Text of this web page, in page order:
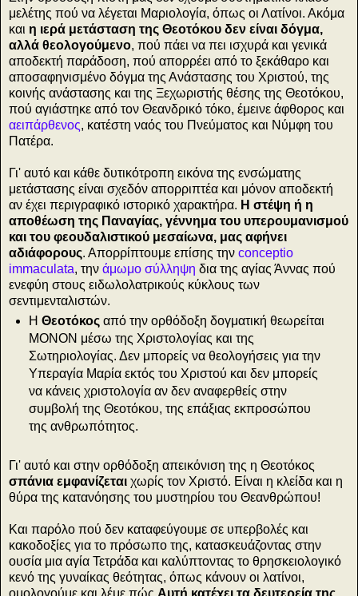
μελέτης πού να λέγεται Μαριολογία, όπως οι Λατίνοι. Ακόμα
και η ιερά μετάσταση της Θεοτόκου δεν είναι δόγμα,
αλλά θεολογούμενο, πού πάει να πει ισχυρά και γενικά
αποδεκτή παράδοση, πού απορρέει από το ξεκάθαρο και
αποσαφηνισμένο δόγμα της Ανάστασης του Χριστού, της
κοινής ανάστασης και της Ξεχωριστής θέσης της Θεοτόκου,
πού αγιάστηκε από τον Θεανδρικό τόκο, έμεινε άφθορος και
αειπάρθενος, κατέστη ναός του Πνεύματος και Νύμφη του
Πατέρα.
Γι' αυτό και κάθε δυτικότροπη εικόνα της ενσώματης
μετάστασης είναι σχεδόν απορριπτέα και μόνον αποδεκτή
αν έχει περιγραφικό ιστορικό χαρακτήρα. Η στέψη ή η
αποθέωση της Παναγίας, γέννημα του υπερουμανισμού
και του φεουδαλιστικού μεσαίωνα, μας αφήνει
αδιάφορους. Απορρίπτουμε επίσης την conceptio
immaculata, την άμωμο σύλληψη δια της αγίας Άννας πού
ενεφύη στους ειδωλολατρικούς κύκλους των
σεντιμενταλιστών.
Η Θεοτόκοςαπό την ορθόδοξη δογματική θεωρείται
ΜΟΝΟΝ μέσω της Χριστολογίας και της
Σωτηριολογίας. Δεν μπορείς να θεολογήσεις για την
Υπεραγία Μαρία εκτός του Χριστού και δεν μπορείς
να κάνεις χριστολογία αν δεν αναφερθείς στην
συμβολή της Θεοτόκου, της επάξιας εκπροσώπου
της ανθρωπότητος.
Γι' αυτό και στην ορθόδοξη απεικόνιση της η Θεοτόκος
σπάνια εμφανίζεται χωρίς τον Χριστό. Είναι η κλείδα και η
θύρα της κατανόησης του μυστηρίου του Θεανθρώπου!
Και παρόλο πού δεν καταφεύγουμε σε υπερβολές και
κακοδοξίες για το πρόσωπο της, κατασκευάζοντας στην
ουσία μια αγία Τετράδα και καλύπτοντας το θρησκειολογικό
κενό της γυναίκας θεότητας, όπως κάνουν οι λατίνοι,
ομολογούμε και λέμε πώς Αυτή κατέχει τα δευτερεία της